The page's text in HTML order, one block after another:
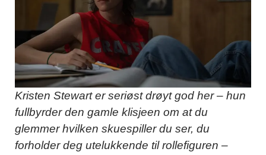
Kristen Stewart er seriøst drøyt god her – hun
fullbyrder den gamle klisjeen om at du
glemmer hvilken skuespiller du ser, du
forholder deg utelukkende til rollefiguren –